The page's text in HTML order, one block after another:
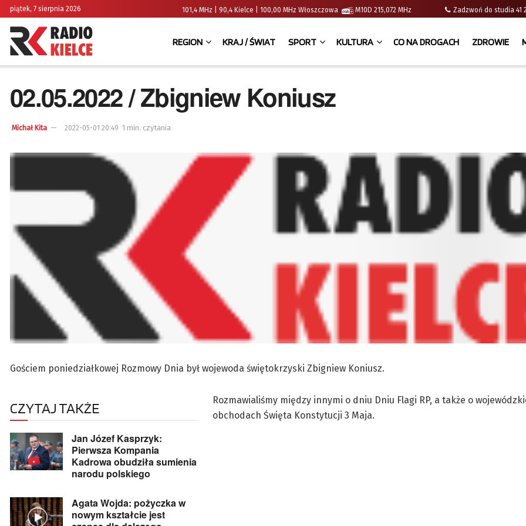
piątek, 7 sierpnia 2026 101,4 MHz | 90,4 Kielce | 100,00 MHz Włoszczowa M10D 215,072 MHz Zadzwoń do studia
REGION KRAJ / ŚWIAT SPORT KULTURA CO NA DROGACH ZDROWIE
02.05.2022 / Zbigniew Koniusz
Michał Kita 2022-05-01 20:49 1 min. czytania
Gościem poniedziałkowej Rozmowy Dnia był wojewoda świętokrzyski Zbigniew Koniusz.
CZYTAJ TAKŻE
Jan Józef Kasprzyk:
Pierwsza Kompania
Kadrowa obudziła sumienia
narodu polskiego
Agata Wojda: pożyczka w
nowym kształcie jest
Rozmawialiśmy między innymi o dniu Dniu Flagi RP, a także o
obchodach Święta Konstytucji 3 Maja.